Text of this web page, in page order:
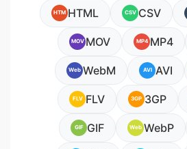
HTM HTML CSV CSV
MOV MOV MP4 MP4
Web WebM AVI AVI
FLV FLV 3GP 3GP
GIF GIF Web WebP